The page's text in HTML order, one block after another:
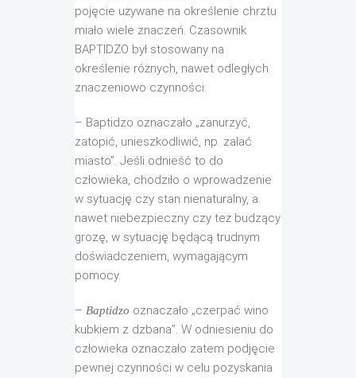
pojęcie używane na określenie chrztu
miało wiele znaczeń. Czasownik
BAPTIDZO był stosowany na
określenie różnych, nawet odległych
znaczeniowo czynności:
– Baptidzo oznaczało „zanurzyć,
zatopić, unieszkodliwić, np. zalać
miasto”. Jeśli odnieść to do
człowieka, chodziło o wprowadzenie
w sytuację czy stan nienaturalny, a
nawet niebezpieczny czy też budzący
grozę, w sytuację będącą trudnym
doświadczeniem, wymagającym
pomocy.
– Baptidzo oznaczało „czerpać wino
kubkiem z dzbana”. W odniesieniu do
człowieka oznaczało zatem podjęcie
pewnej czynności w celu pozyskania